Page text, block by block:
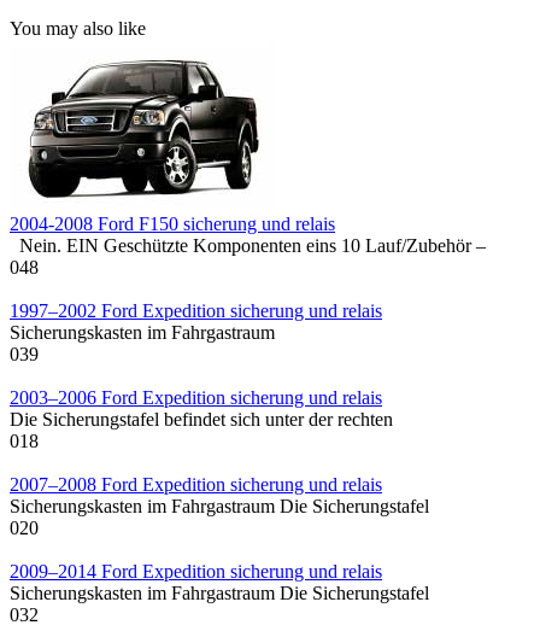
You may also like
2004-2008 Ford F150 sicherung und relais
Nein. EIN Geschützte Komponenten eins 10 Lauf/Zubehör –
048
1997–2002 Ford Expedition sicherung und relais
Sicherungskasten im Fahrgastraum
039
2003–2006 Ford Expedition sicherung und relais
Die Sicherungstafel befindet sich unter der rechten
018
2007–2008 Ford Expedition sicherung und relais
Sicherungskasten im Fahrgastraum Die Sicherungstafel
020
2009–2014 Ford Expedition sicherung und relais
Sicherungskasten im Fahrgastraum Die Sicherungstafel
032